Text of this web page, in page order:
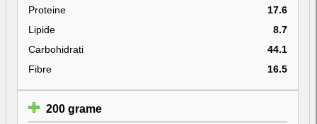
Proteine
17.6
Lipide
8.7
Carbohidrati
44.1
Fibre
16.5
200 grame